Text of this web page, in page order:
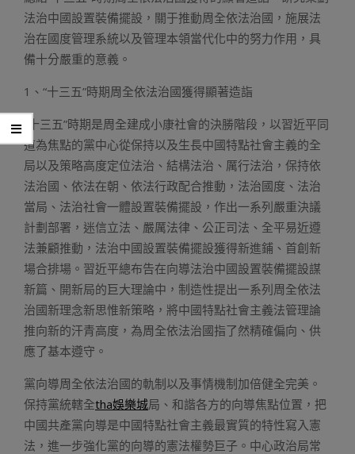
法治中國設置裝備擺設，關于推動周全依法治國，施展法
治在國度管理系統以及管理本領當代化中的努力作用，具
備十分嚴重的意義。
1、“十三五”時期周全依法治國獲得顯著造詣
“十三五”時期是周全建成小康社會的決勝階段，以習近平同
道為焦點的黨中心從保持以及生長中國特點社會主義的全
局以及策略高度定位法治、結構法治、厲行法治，保持依
法治國、依法在朝、依法行政配合推動，法治國度、法治
當局、法治社會一體設置裝備擺設，作出一系列嚴重決議
計劃部署，迷信立法、嚴厲法律、公正司法、全平易近遵
法兼顧推動，法治中國設置裝備擺設獲得新進鋪、首創新
場合排場。習近平總布告在向導法治中國設置裝備擺設謀
新篇、開新局的巨大理論中，制造性提出一系列周全依法
治國新理念新思惟新策略，將中國特點社會主義法管理論
推向新的汗青高度，為周全依法治國指了然精確偏向、供
應了基本遵守。
黨向導周全依法治國的軌制以及事情機制加倍健全完美。
保持黨統轄全tha娛樂城局、和諧各方的向導焦點位置，把
中國共產黨向導是中國特點社會主義最實質的特性寫入憲
法，進一步強化黨的向導的憲法權勢巨子。中心政治局常